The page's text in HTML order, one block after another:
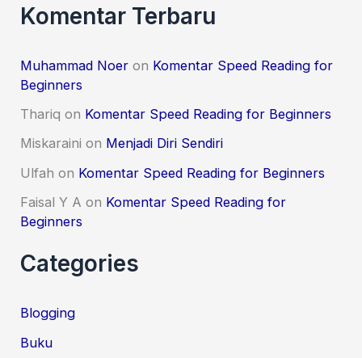
Komentar Terbaru
Muhammad Noer on Komentar Speed Reading for
Beginners
Thariq on Komentar Speed Reading for Beginners
Miskaraini on Menjadi Diri Sendiri
Ulfah on Komentar Speed Reading for Beginners
Faisal Y A on Komentar Speed Reading for
Beginners
Categories
Blogging
Buku